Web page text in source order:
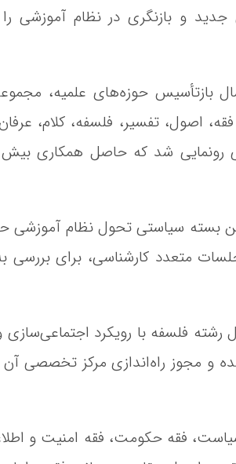
و بازنگری در نظام آموزشی
حوزه‌های علمیه،
اصول، تفسیر، فلسفه، کلام،
بسته سیاستی تحول نظام آموزشی
متعدد کارشناسی، برای بررسی
رشته فلسفه با رویکرد
مجوز راه‌اندازی مرکز تخصصی آن
فقه حکومت، فقه امنیت و